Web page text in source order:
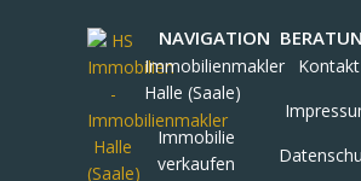
NAVIGATION
Immobilienmakler
Halle (Saale)
Immobilie
verkaufen
Kontakt